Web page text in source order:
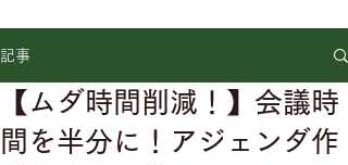
記事
【ムダ時間削減！】会議時
間を半分に！アジェンダ作